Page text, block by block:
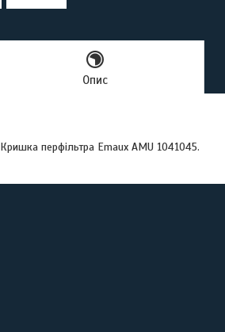
Опис
Кришка перфільтра Emaux AMU 1041045.